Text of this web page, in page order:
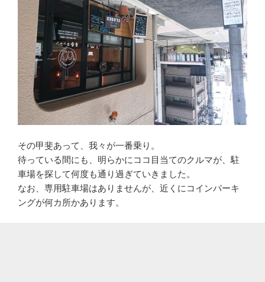
その甲斐あって、我々が一番乗り。
待っている間にも、明らかにココ目当てのクルマが、駐
車場を探して何度も通り過ぎていきました。
なお、専用駐車場はありませんが、近くにコインパーキ
ングが何カ所かあります。